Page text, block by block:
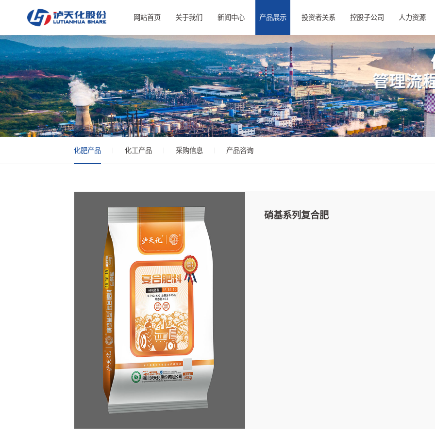
网站首页 关于我们 新闻中心 产品展示 投资者关系 控股子公司 人力资源
化肥产品 化工产品 采购信息 产品咨询
硝基系列复合肥